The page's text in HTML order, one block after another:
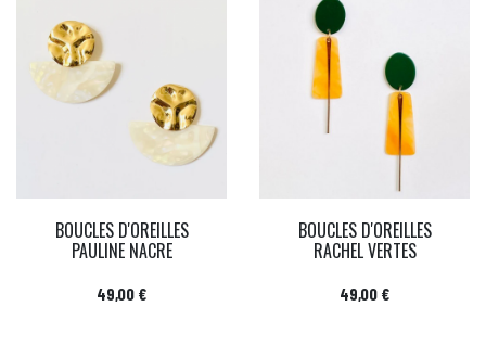
BOUCLES D'OREILLES
PAULINE NACRE
Prix
49,00 €
BOUCLES D'OREILLES
RACHEL VERTES
Prix
49,00 €